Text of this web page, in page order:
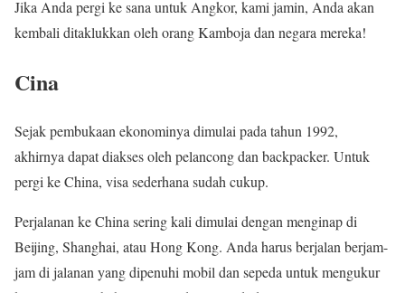
Jika Anda pergi ke sana untuk Angkor, kami jamin, Anda akan
kembali ditaklukkan oleh orang Kamboja dan negara mereka!
Cina
Sejak pembukaan ekonominya dimulai pada tahun 1992,
akhirnya dapat diakses oleh pelancong dan backpacker. Untuk
pergi ke China, visa sederhana sudah cukup.
Perjalanan ke China sering kali dimulai dengan menginap di
Beijing, Shanghai, atau Hong Kong. Anda harus berjalan berjam-
jam di jalanan yang dipenuhi mobil dan sepeda untuk mengukur